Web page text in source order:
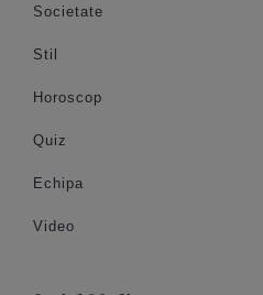
Societate
Stil
Horoscop
Quiz
Echipa
Video